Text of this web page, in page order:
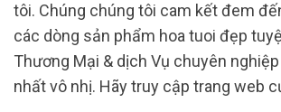
tôi. Chúng chúng tôi cam kết đem
các dòng sản phẩm hoa tuoi đẹp
Thương Mại & dịch Vụ chuyên
nhất vô nhị. Hãy truy cập trang web